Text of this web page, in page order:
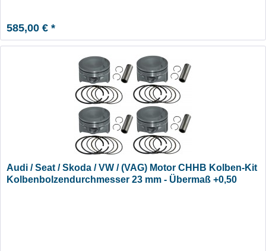
585,00 € *
Audi / Seat / Skoda / VW / (VAG) Motor CHHB Kolben-Kit
Kolbenbolzendurchmesser 23 mm - Übermaß +0,50